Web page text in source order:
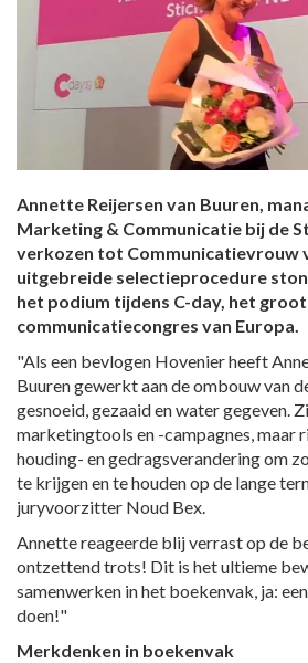
Annette Reijersen van Buuren,
Marketing & Communicatie bij de
verkozen tot Communicatievrouw
uitgebreide selectieprocedure
het podium tijdens C-day, het
communicatiecongres van Europa.
"Als een bevlogen Hovenier heeft
Buuren gewerkt aan de ombouw van
gesnoeid, gezaaid en water gegeven.
marketingtools en -campagnes, maar
houding- en gedragsverandering om
te krijgen en te houden op de lange
juryvoorzitter Noud Bex.
Annette reageerde blij verrast op de
ontzettend trots! Dit is het ultieme
samenwerken in het boekenvak, ja:
doen!"
Merkdenken in boekenvak